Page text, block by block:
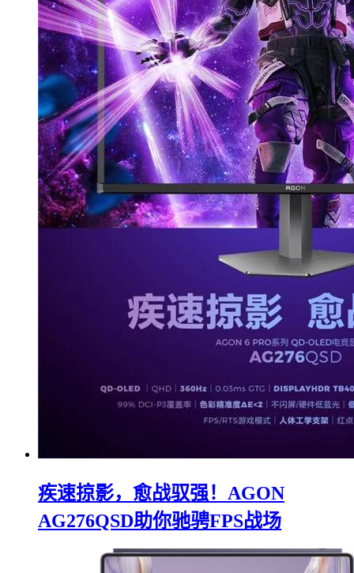
疾速掠影，愈战驭强！AGON
AG276QSD助你驰骋FPS战场